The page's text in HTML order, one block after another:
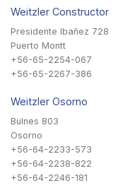
Weitzler Constructor
Presidente Ibañez 728
Puerto Montt
+56-65-2254-067
+56-65-2267-386
Weitzler Osorno
Bulnes 803
Osorno
+56-64-2233-573
+56-64-2238-822
+56-64-2246-181